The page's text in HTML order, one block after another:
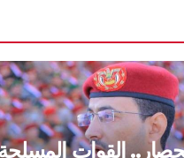
القوات